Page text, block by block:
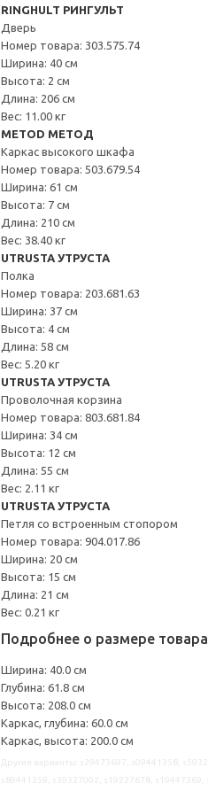
RINGHULT РИНГУЛЬТ
Дверь
Номер товара: 303.575.74
Ширина: 40 см
Высота: 2 см
Длина: 206 см
Вес: 11.00 кг
METOD МЕТОД
Каркас высокого шкафа
Номер товара: 503.679.54
Ширина: 61 см
Высота: 7 см
Длина: 210 см
Вес: 38.40 кг
UTRUSTA УТРУСТА
Полка
Номер товара: 203.681.63
Ширина: 37 см
Высота: 4 см
Длина: 58 см
Вес: 5.20 кг
UTRUSTA УТРУСТА
Проволочная корзина
Номер товара: 803.681.84
Ширина: 34 см
Высота: 12 см
Длина: 55 см
Вес: 2.11 кг
UTRUSTA УТРУСТА
Петля со встроенным стопором
Номер товара: 904.017.86
Ширина: 20 см
Высота: 15 см
Длина: 21 см
Вес: 0.21 кг
Подробнее о размере товара
Ширина: 40.0 см
Глубина: 61.8 см
Высота: 208.0 см
Каркас, глубина: 60.0 см
Каркас, высота: 200.0 см